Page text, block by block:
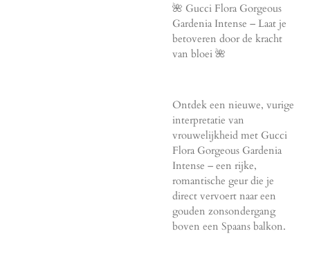
🌺 Gucci Flora Gorgeous
Gardenia Intense – Laat je
betoveren door de kracht
van bloei 🌺
Ontdek een nieuwe, vurige
interpretatie van
vrouwelijkheid met Gucci
Flora Gorgeous Gardenia
Intense – een rijke,
romantische geur die je
direct vervoert naar een
gouden zonsondergang
boven een Spaans balkon.